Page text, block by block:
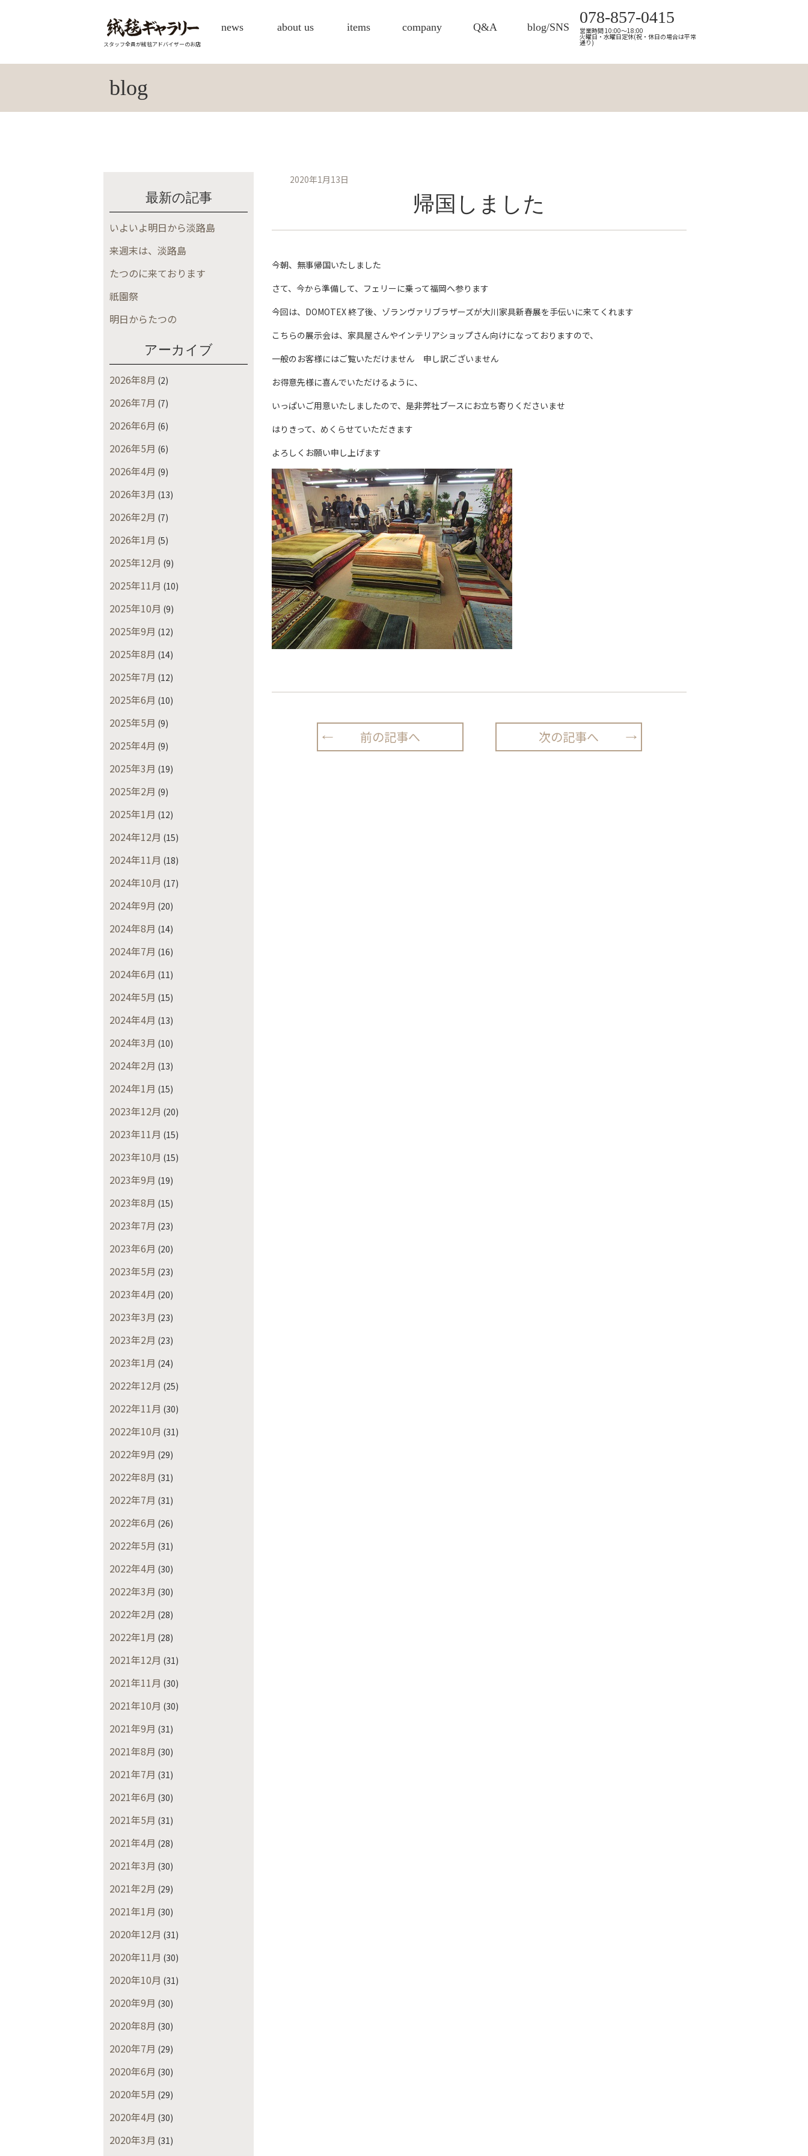
スタッフ全員が絨毯アドバイザーのお店
news about us items company Q&A blog/SNS
078-857-0415
営業時間 10:00～18:00
火曜日・水曜日定休(祝・休日の場合は平常
通り)
blog
最新の記事
いよいよ明日から淡路島
来週末は、淡路島
たつのに来ております
祇園祭
明日からたつの
アーカイブ
2026年8月 (2)
2026年7月 (7)
2026年6月 (6)
2026年5月 (6)
2026年4月 (9)
2026年3月 (13)
2026年2月 (7)
2026年1月 (5)
2025年12月 (9)
2025年11月 (10)
2025年10月 (9)
2025年9月 (12)
2025年8月 (14)
2025年7月 (12)
2025年6月 (10)
2025年5月 (9)
2025年4月 (9)
2025年3月 (19)
2025年2月 (9)
2025年1月 (12)
2024年12月 (15)
2024年11月 (18)
2024年10月 (17)
2024年9月 (20)
2024年8月 (14)
2024年7月 (16)
2024年6月 (11)
2024年5月 (15)
2024年4月 (13)
2024年3月 (10)
2024年2月 (13)
2024年1月 (15)
2023年12月 (20)
2023年11月 (15)
2023年10月 (15)
2023年9月 (19)
2023年8月 (15)
2023年7月 (23)
2023年6月 (20)
2023年5月 (23)
2023年4月 (20)
2023年3月 (23)
2023年2月 (23)
2023年1月 (24)
2022年12月 (25)
2022年11月 (30)
2022年10月 (31)
2022年9月 (29)
2022年8月 (31)
2022年7月 (31)
2022年6月 (26)
2022年5月 (31)
2022年4月 (30)
2022年3月 (30)
2022年2月 (28)
2022年1月 (28)
2021年12月 (31)
2021年11月 (30)
2021年10月 (30)
2021年9月 (31)
2021年8月 (30)
2021年7月 (31)
2021年6月 (30)
2021年5月 (31)
2021年4月 (28)
2021年3月 (30)
2021年2月 (29)
2021年1月 (30)
2020年12月 (31)
2020年11月 (30)
2020年10月 (31)
2020年9月 (30)
2020年8月 (30)
2020年7月 (29)
2020年6月 (30)
2020年5月 (29)
2020年4月 (30)
2020年3月 (31)
2020年1月13日
帰国しました
今朝、無事帰国いたしました
さて、今から準備して、フェリーに乗って福岡へ参ります
今回は、DOMOTEX 終了後、ゾランヴァリブラザーズが大川家具新春展を手伝いに来てくれます
こちらの展示会は、家具屋さんやインテリアショップさん向けになっておりますので、
一般のお客様にはご覧いただけません 申し訳ございません
お得意先様に喜んでいただけるように、
いっぱいご用意いたしましたので、是非弊社ブースにお立ち寄りくださいませ
はりきって、めくらせていただきます
よろしくお願い申し上げます
前の記事へ 次の記事へ